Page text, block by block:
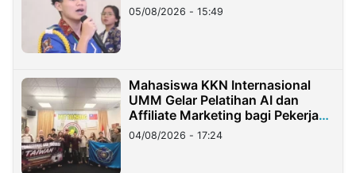
05/08/2026 - 15:49
Mahasiswa KKN Internasional
UMM Gelar Pelatihan AI dan
Affiliate Marketing bagi Pekerja
Migran Indonesia di Taiwan
04/08/2026 - 17:24